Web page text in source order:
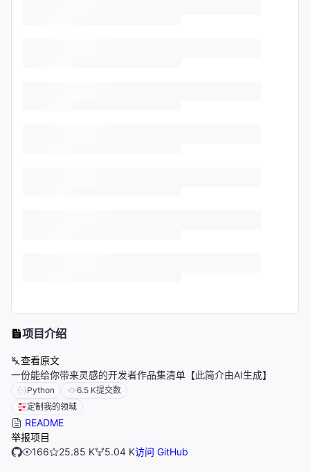
项目介绍
查看原文
一份能给你带来灵感的开发者作品集清单【此简介由AI生成】
Python 6.5 K提交数
定制我的领域
README
举报项目
166
25.85 K 5.04 K访问 GitHub